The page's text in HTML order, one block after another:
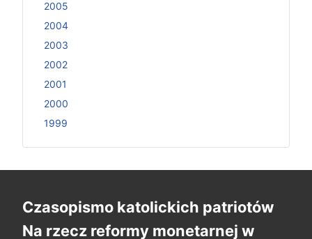
2005
2004
2003
2002
2001
2000
1999
Czasopismo katolickich patriotów
Na rzecz reformy monetarnej w